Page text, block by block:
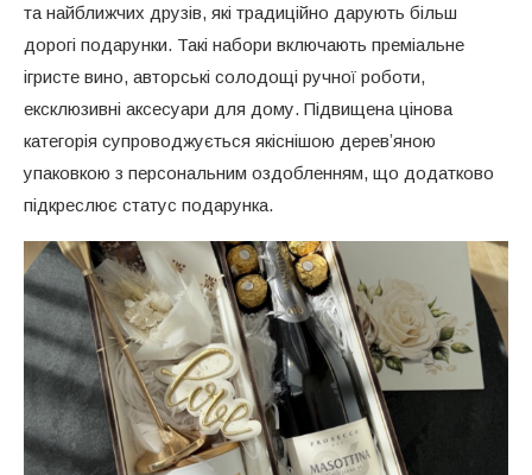
та найближчих друзів, які традиційно дарують більш
дорогі подарунки. Такі набори включають преміальне
ігристе вино, авторські солодощі ручної роботи,
ексклюзивні аксесуари для дому. Підвищена цінова
категорія супроводжується якіснішою деревʼяною
упаковкою з персональним оздобленням, що додатково
підкреслює статус подарунка.